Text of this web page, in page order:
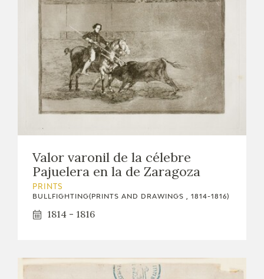
Valor varonil de la célebre
Pajuelera en la de Zaragoza
PRINTS
BULLFIGHTING(PRINTS AND DRAWINGS , 1814-1816)
1814 - 1816